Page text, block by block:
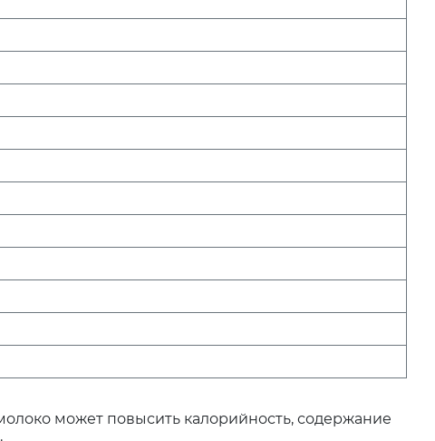
может повысить калорийность, содержание